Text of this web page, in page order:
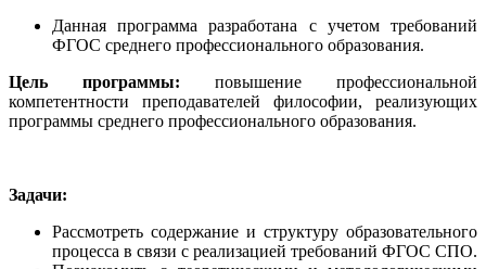
Данная программа разработана с учетом требований
ФГОС среднего профессионального образования.
Цель программы: повышение профессиональной
компетентности преподавателей философии, реализующих
программы среднего профессионального образования.
Задачи:
Рассмотреть содержание и структуру образовательного
процесса в связи с реализацией требований ФГОС СПО.